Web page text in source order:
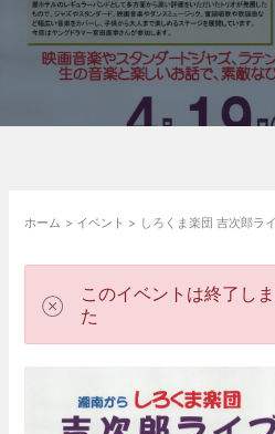
ホーム イベント しろくま楽団 吉次郎ラ
このイベントは終了し
た